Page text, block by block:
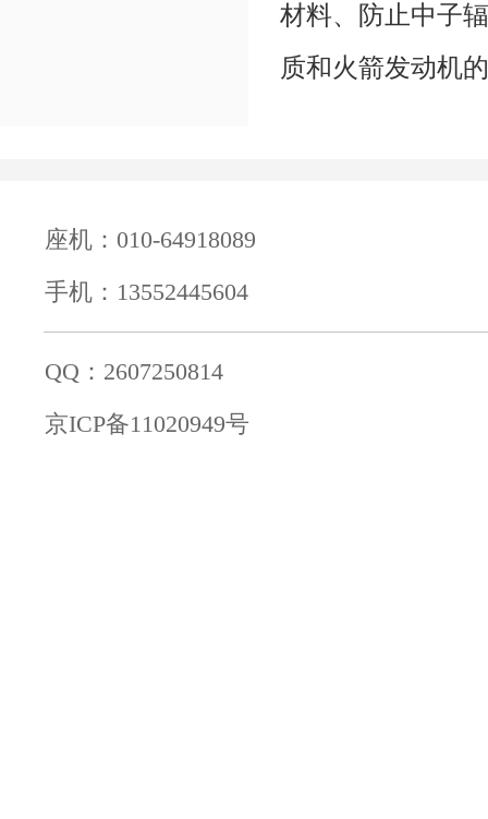
材料、防止中子
质和火箭发动机
座机：010-64918089
手机：13552445604
QQ：2607250814
京ICP备11020949号